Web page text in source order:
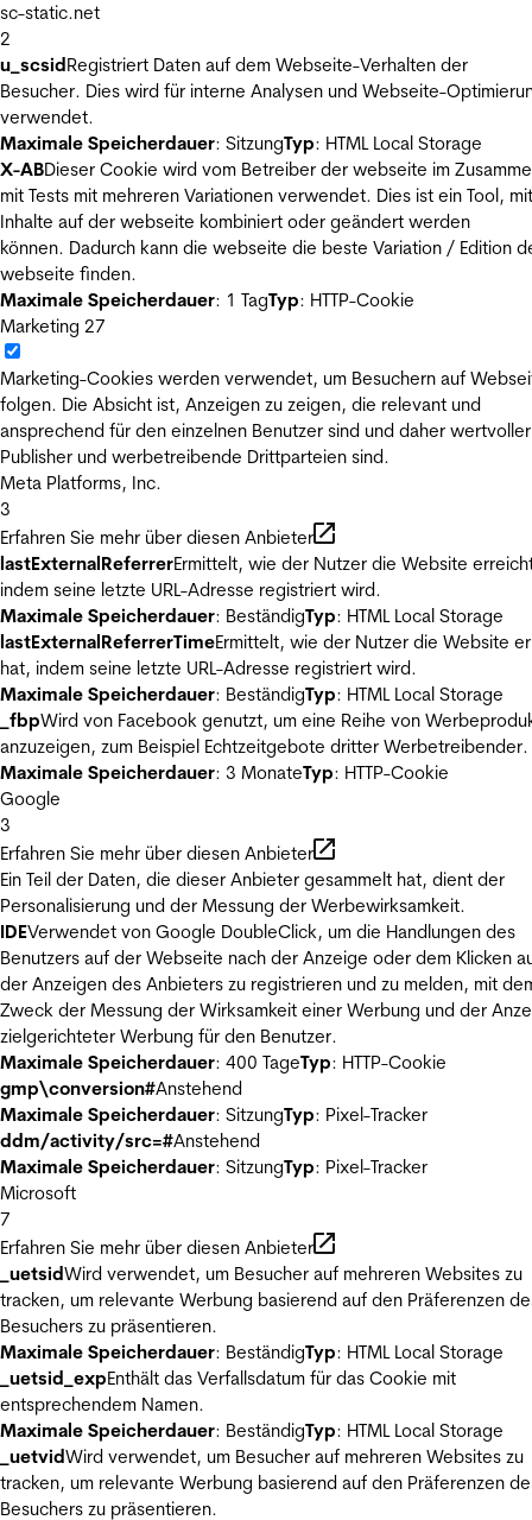
sc-static.net
2
u_scsidRegistriert Daten auf dem Webseite-Verhalten der
Besucher. Dies wird für interne Analysen und Webseite-
verwendet.
Maximale Speicherdauer: SitzungTyp: HTML Local Storage
X-ABDieser Cookie wird vom Betreiber der webseite im
mit Tests mit mehreren Variationen verwendet. Dies ist ein Tool,
Inhalte auf der webseite kombiniert oder geändert werden
können. Dadurch kann die webseite die beste Variation / Edition
webseite finden.
Maximale Speicherdauer: 1 TagTyp: HTTP-Cookie
Marketing 27
Marketing-Cookies werden verwendet, um Besuchern auf
folgen. Die Absicht ist, Anzeigen zu zeigen, die relevant und
ansprechend für den einzelnen Benutzer sind und daher
Publisher und werbetreibende Drittparteien sind.
Meta Platforms, Inc.
3
Erfahren Sie mehr über diesen Anbieter
lastExternalReferrerErmittelt, wie der Nutzer die Website
indem seine letzte URL-Adresse registriert wird.
Maximale Speicherdauer: BeständigTyp: HTML Local Storage
lastExternalReferrerTimeErmittelt, wie der Nutzer die Website
hat, indem seine letzte URL-Adresse registriert wird.
Maximale Speicherdauer: BeständigTyp: HTML Local Storage
_fbpWird von Facebook genutzt, um eine Reihe von
anzuzeigen, zum Beispiel Echtzeitgebote dritter Werbetreibender.
Maximale Speicherdauer: 3 MonateTyp: HTTP-Cookie
Google
3
Erfahren Sie mehr über diesen Anbieter
Ein Teil der Daten, die dieser Anbieter gesammelt hat, dient der
Personalisierung und der Messung der Werbewirksamkeit.
IDEVerwendet von Google DoubleClick, um die Handlungen des
Benutzers auf der Webseite nach der Anzeige oder dem Klicken
der Anzeigen des Anbieters zu registrieren und zu melden, mit
Zweck der Messung der Wirksamkeit einer Werbung und der
zielgerichteter Werbung für den Benutzer.
Maximale Speicherdauer: 400 TageTyp: HTTP-Cookie
gmp\conversion#Anstehend
Maximale Speicherdauer: SitzungTyp: Pixel-Tracker
ddm/activity/src=#Anstehend
Maximale Speicherdauer: SitzungTyp: Pixel-Tracker
Microsoft
7
Erfahren Sie mehr über diesen Anbieter
_uetsidWird verwendet, um Besucher auf mehreren Websites zu
tracken, um relevante Werbung basierend auf den Präferenzen
Besuchers zu präsentieren.
Maximale Speicherdauer: BeständigTyp: HTML Local Storage
_uetsid_expEnthält das Verfallsdatum für das Cookie mit
entsprechendem Namen.
Maximale Speicherdauer: BeständigTyp: HTML Local Storage
_uetvidWird verwendet, um Besucher auf mehreren Websites zu
tracken, um relevante Werbung basierend auf den Präferenzen
Besuchers zu präsentieren.